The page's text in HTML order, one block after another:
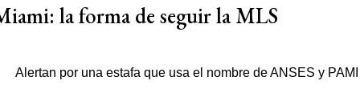
la forma de seguir la MLS